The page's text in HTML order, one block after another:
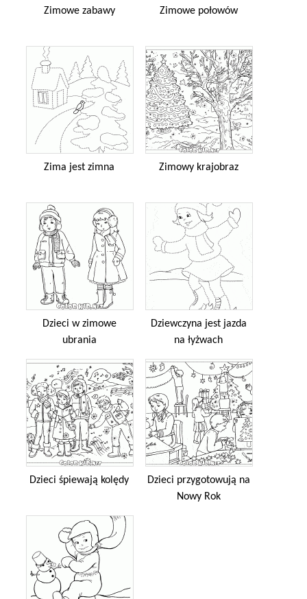
Zimowe zabawy Zimowe połowów
Zima jest zimna Zimowy krajobraz
Dzieci w zimowe
ubrania
Dziewczyna jest jazda
na łyżwach
Dzieci śpiewają kolędy
Dzieci przygotowują na
Nowy Rok